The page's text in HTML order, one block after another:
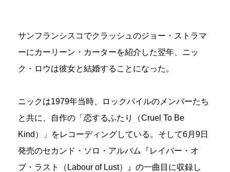
サンフランシスコでクラッシュのジョー・ストラマ
ーにカーリーン・カーターを紹介した翌年、ニッ
ク・ロウは彼女と結婚することになった。
ニックは1979年当時、ロックパイルのメンバーたち
と共に、自作の「恋するふたり（Cruel To Be
Kind）」をレコーディングしている。そして6月9日
発売のセカンド・ソロ・アルバム『レイバー・オ
ブ・ラスト（Labour of Lust）』の一曲目に収録し